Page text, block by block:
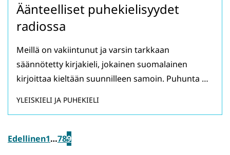
Äänteelliset puhekielisyydet
radiossa
Meillä on vakiintunut ja varsin tarkkaan
säännötetty kirjakieli, jokainen suomalainen
kirjoittaa kieltään suunnilleen samoin. Puhunta …
YLEISKIELI JA PUHEKIELI
Edellinen1…789